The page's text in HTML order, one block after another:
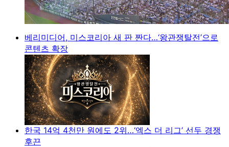
베리미디어, 미스코리아 새 판 짠다…‘왕관쟁탈전’으로
콘텐츠 확장
한국 14억 4천만 원에도 2위…‘엑스 더 리그’ 선두 경쟁
후끈